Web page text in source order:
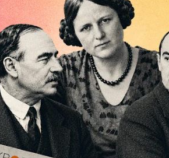
Es ist viel über die angeblich
während der Pandemie gesagt
nach der Austerität und den
eingeläutet worden sei. Ich habe
vorübergehenden Aussetzung der
Stabilitäts- und Wachstumspakts
Aufschwungs in Europastark
selbst).
DieFiscal Monitor Database des IWF